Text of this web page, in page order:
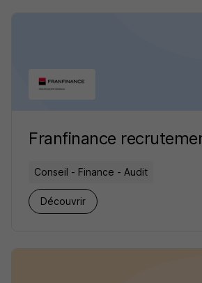
Franfinance
Conseil - Finance - Audit
Découvrir